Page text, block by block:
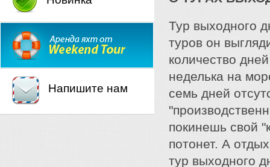
Напишите нам
Тур выходного
туров он
количество
неделька на
семь дней
покинешь свой
потонет. А
тур выходного